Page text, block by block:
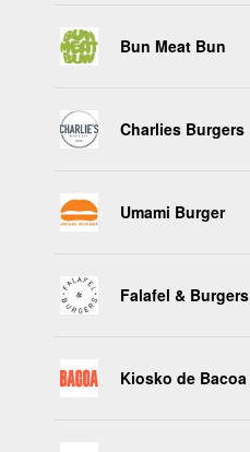
Bun Meat Bun
Charlies Burgers
Umami Burger
Falafel & Burgers
Kiosko de Bacoa